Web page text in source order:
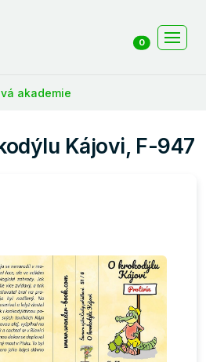
0
akademie
Kájovi, F-947